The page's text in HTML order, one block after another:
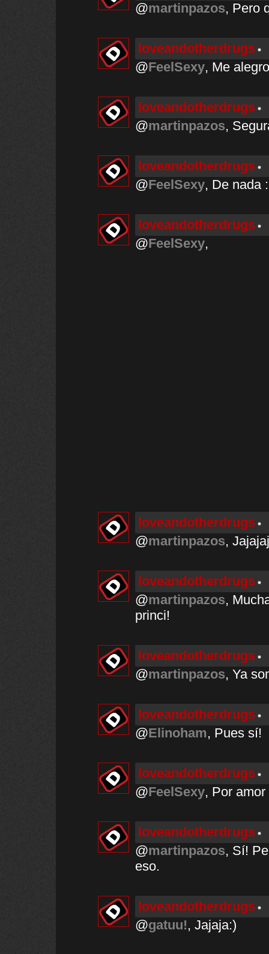
@martinpazos, Pero
loveandotherdrugs
@FeelSexy, Me
loveandotherdrugs
@martinpazos,
loveandotherdrugs
@FeelSexy, De nada
loveandotherdrugs
@FeelSexy,
loveandotherdrugs
@martinpazos,
loveandotherdrugs
@martinpazos,
princi!
loveandotherdrugs
@martinpazos, Ya
loveandotherdrugs
@Elinoham, Pues sí!
loveandotherdrugs
@FeelSexy, Por
loveandotherdrugs
@martinpazos, Sí!
eso.
loveandotherdrugs
@gatuu!, Jajaja:)